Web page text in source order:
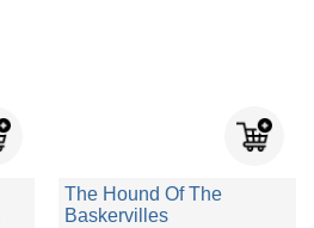
The Hound Of The
Baskervilles